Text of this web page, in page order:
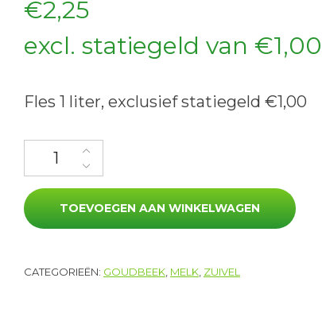
€2,25
excl. statiegeld van €1,00
Fles 1 liter, exclusief statiegeld €1,00
Chocolademelk aantal
TOEVOEGEN AAN WINKELWAGEN
CATEGORIEËN: GOUDBEEK MELK ZUIVEL